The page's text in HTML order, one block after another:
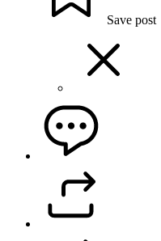
Save post